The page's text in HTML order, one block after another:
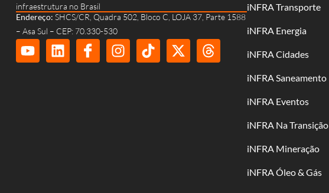
infraestrutura no Brasil
Endereço: SHCS/CR, Quadra 502, Bloco C, LOJA 37, Parte 1588
– Asa Sul – CEP: 70.330-530
iNFRA Transporte
iNFRA Energia
iNFRA Cidades
iNFRA Saneamento
iNFRA Eventos
iNFRA Na Transição
iNFRA Mineração
iNFRA Óleo & Gás